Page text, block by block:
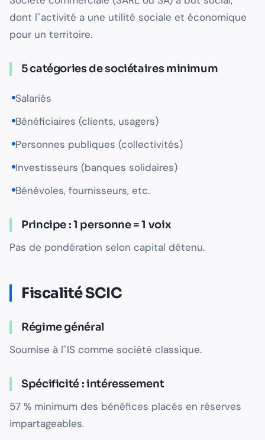
dont l''activité a une utilité sociale et économique
pour un territoire.
5 catégories de sociétaires minimum
Salariés
Bénéficiaires (clients, usagers)
Personnes publiques (collectivités)
Investisseurs (banques solidaires)
Bénévoles, fournisseurs, etc.
Principe : 1 personne = 1 voix
Pas de pondération selon capital détenu.
Fiscalité SCIC
Régime général
Soumise à l''IS comme société classique.
Spécificité : intéressement
57 % minimum des bénéfices placés en réserves
impartageables.